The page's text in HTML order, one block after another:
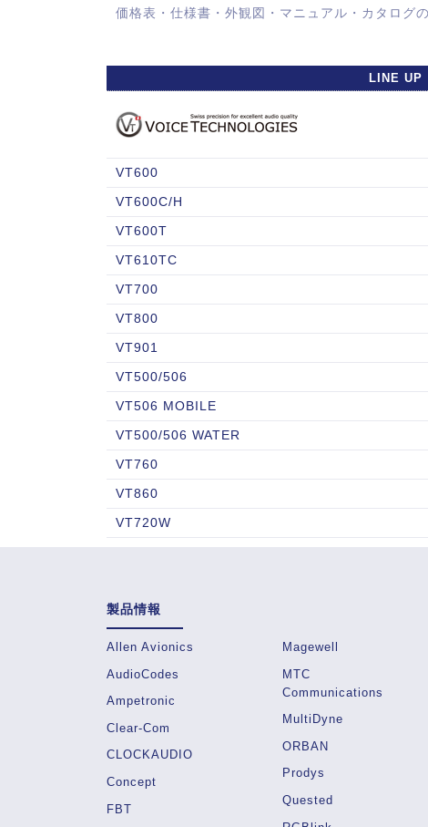
価格表・仕様書・外観図・マニュアル・カタログ
LINE UP
VT600
VT600C/H
VT600T
VT610TC
VT700
VT800
VT901
VT500/506
VT506 MOBILE
VT500/506 WATER
VT760
VT860
VT720W
製品情報
Allen Avionics
AudioCodes
Ampetronic
Clear-Com
CLOCKAUDIO
Concept
FBT
Magewell
MTC
Communications
MultiDyne
ORBAN
Prodys
Quested